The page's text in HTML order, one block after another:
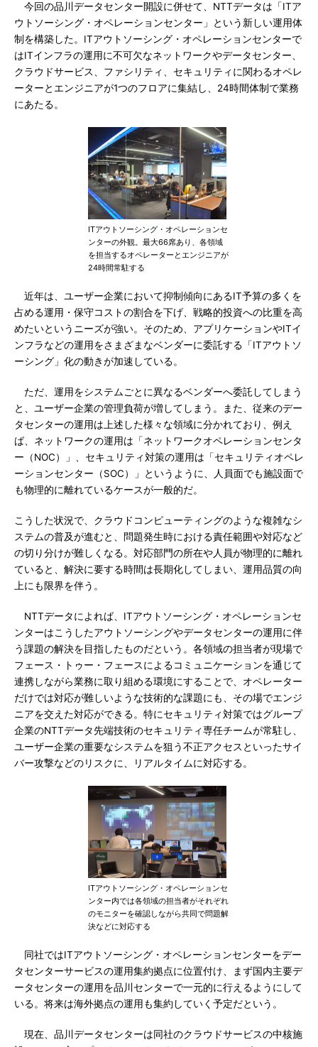
今回の品川データセンター開設に併せて、NTTデータは「ITア
ウトソーシング・オペレーションセンター」という新しい運用体
制を構築した。ITアウトソーシング・オペレーションセンターで
はITインフラの運用に不可欠なネットワークやデータセンター、
クラウドサービス、ファシリティ、セキュリティに関わるオペレ
ーターとエンジニアが1つのフロアに集結し、24時間体制で業務
にあたる。
ITアウトソーシング・オペレーションセ
ンターの外観。最大66席あり、各領域
を担当するオペレーターとエンジニアが
24時間常駐する
近年は、ユーザー企業において抑制傾向にあるIT予算の多くを
占める運用・保守コストの割合を下げ、戦略的投資への比重を高
めたいというニーズが強い。そのため、アプリケーションやITイ
ンフラなどの運用をさまざまなベンダーに委託する「ITアウトソ
ーシング」化の動きが加速している。
ただ、運用をシステムごとに異なるベンダーへ委託してしまう
と、ユーザー企業の管理負荷が増してしまう。また、従来のデー
タセンターの運用は上述した様々な領域に分かれており、例え
ば、ネットワークの運用は「ネットワークオペレーションセンタ
ー（NOC）」、セキュリティ対策の運用は「セキュリティオペレ
ーションセンター（SOC）」というように、人員面でも施設面で
も物理的に離れているケースが一般的だ。
こうした状況で、クラウドコンピューティングのような複雑なシ
ステムの普及が進むと、問題発生時における責任範囲や対応など
の切り分けが難しくなる。対応部門の所在や人員が物理的に離れ
ていると、解決に要する時間は長期化してしまい、運用品質の向
上にも限界を伴う。
NTTデータによれば、ITアウトソーシング・オペレーションセ
ンターはこうしたアウトソーシングやデータセンターの運用に伴
う課題の解決を目指したものだという。各領域の担当者が現場で
フェース・トゥー・フェースによるコミュニケーションを通じて
連携しながら業務に取り組める環境にすることで、オペレーター
だけでは対応が難しいような技術的な課題にも、その場でエンジ
ニアを交えた対応ができる。特にセキュリティ対策ではグループ
企業のNTTデータ先端技術のセキュリティ専任チームが常駐し、
ユーザー企業の重要なシステムを狙う不正アクセスといったサイ
バー攻撃などのリスクに、リアルタイムに対応する。
ITアウトソーシング・オペレーションセ
ンター内では各領域の担当者がそれぞれ
のモニターを確認しながら共同で問題解
決などに対応する
同社ではITアウトソーシング・オペレーションセンターをデー
タセンターサービスの運用集約拠点に位置付け、まず国内主要デ
ータセンターの運用を品川センターで一元的に行えるようにして
いる。将来は海外拠点の運用も集約していく予定だという。
現在、品川データセンターは同社のクラウドサービスの中核施